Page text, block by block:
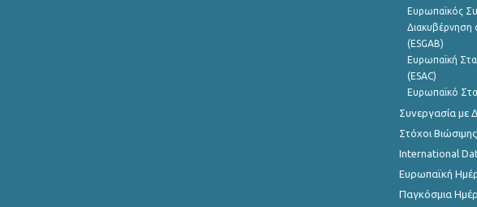
Ευρωπαϊκός
Διακυβέρνηση
(ESGAB)
Ευρωπαϊκή
(ESAC)
Ευρωπαϊκό
Συνεργασία με
Στόχοι
International
Ευρωπαϊκή
Παγκόσμια